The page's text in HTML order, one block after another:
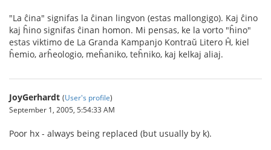
"La ĉina" signifas la ĉinan lingvon (estas mallongigo). Kaj ĉino
kaj ĥino signifas ĉinan homon. Mi pensas, ke la vorto "ĥino"
estas viktimo de La Granda Kampanjo Kontraŭ Litero Ĥ, kiel
ĥemio, arĥeologio, meĥaniko, teĥniko, kaj kelkaj aliaj.
JoyGerhardt (User's profile)
September 1, 2005, 5:54:33 AM
Poor hx - always being replaced (but usually by k).